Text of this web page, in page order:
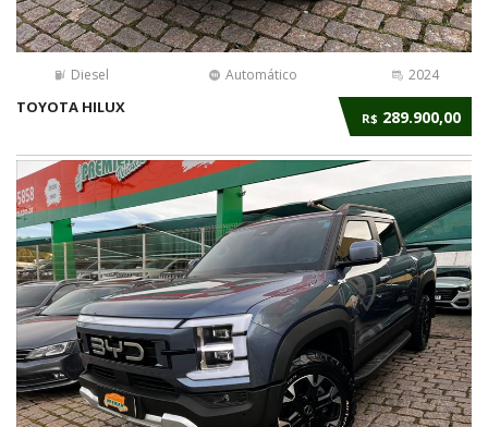
Diesel Automático 2024
R$ 289.900,00
TOYOTA HILUX